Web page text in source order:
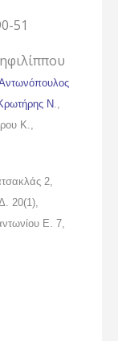
51
Ν.,
Κ.,
2,
20(1),
Ε. 7,